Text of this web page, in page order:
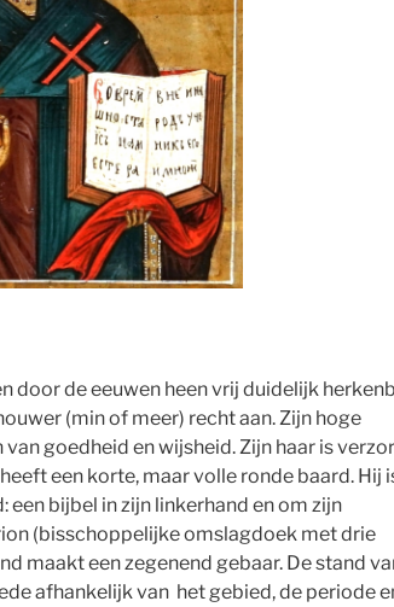
door de eeuwen heen vrij duidelijk
(min of meer) recht aan. Zijn hoge
goedheid en wijsheid. Zijn haar is
een korte, maar volle ronde baard. Hij
bijbel in zijn linkerhand en om zijn
(bisschoppelijke omslagdoek met drie
maakt een zegenend gebaar. De stand
afhankelijk van het gebied, de periode